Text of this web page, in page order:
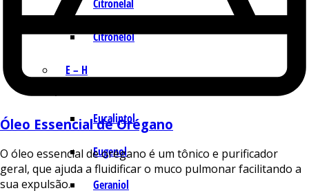
Citronelal
Citronelol
E – H
Eucaliptol
Eugenol
Geraniol
Óleo Essencial de Orégano
O óleo essencial de orégano é um tônico e purificador
geral, que ajuda a fluidificar o muco pulmonar facilitando a
sua expulsão.